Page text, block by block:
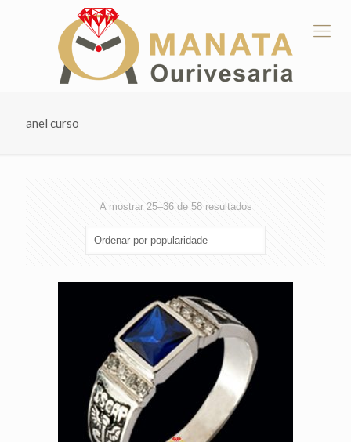
anel curso
A mostrar 25–36 de 58 resultadosOrdenado